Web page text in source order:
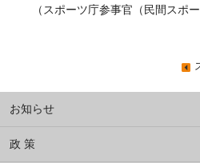
（スポーツ庁参事官（民間スポ
お知らせ
政 策